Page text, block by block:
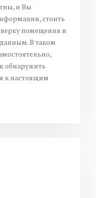
и Вы
стоить
помещения и
В таком
обнаружить
к настоящим